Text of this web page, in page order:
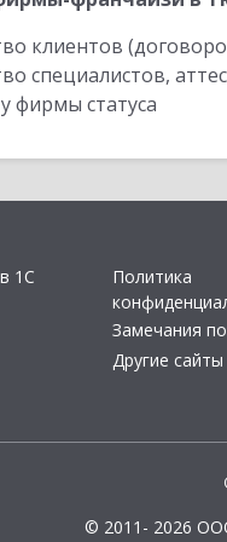
клиентов
специалистов,
фирмы статуса
1С
Политика
Замечания
Другие сайты
© 2011- 2026